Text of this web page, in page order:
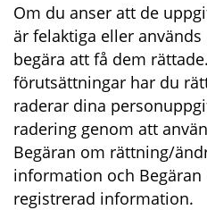
Om du anser att de
är felaktiga eller
begära att få dem
förutsättningar har du
raderar dina
radering genom att
Begäran om rättning/
information och
registrerad information.